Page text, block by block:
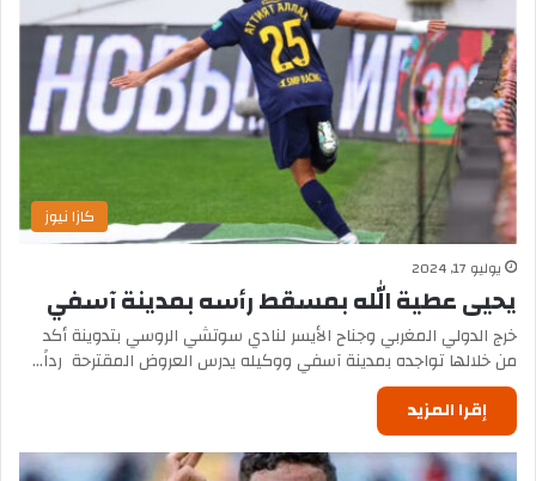
كازا نيوز
يوليو 17, 2024
يحيى عطية الله بمسقط رأسه بمدينة آسفي
خرج الدولي المغربي وجناح الأيسر لنادي سوتشي الروسي بتدوينة أكد
من خلالها تواجده بمدينة آسفي ووكيله يدرس العروض المقترحة رداً…
إقرا المزيد